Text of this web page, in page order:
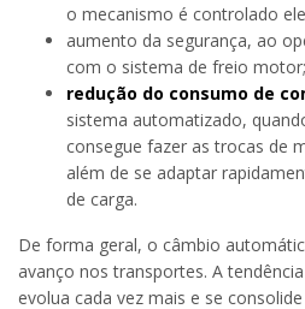
o mecanismo é controlado
aumento da segurança, ao
com o sistema de freio motor;
redução do consumo de
sistema automatizado,
consegue fazer as trocas de
além de se adaptar
de carga.
De forma geral, o câmbio
avanço nos transportes. A
evolua cada vez mais e se